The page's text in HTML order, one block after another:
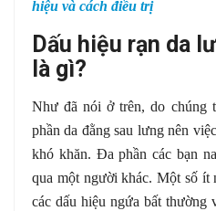
hiệu và cách điều trị
Dấu hiệu rạn da
là gì?
Như đã nói ở trên, do chúng
phần da đằng sau lưng nên
khó khăn. Đa phần các bạn
qua một người khác. Một số ít
các dấu hiệu ngứa bất thường